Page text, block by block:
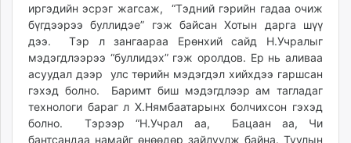
иргэдийн эсрэг жагсаж, “Тэдний гэрийн гадаа очиж
бүгдээрээ буллидэе” гэж байсан Хотын дарга шүү
дээ. Тэр л зангаараа Ерөнхий сайд Н.Учралыг
мэдэгдлээрээ “буллидэх” гэж оролдов. Ер нь аливаа
асуудал дээр улс төрийн мэдэгдэл хийхдээ гаршсан
гэхэд болно. Баримт биш мэдэгдлээр ам тагладаг
технологи бараг л Х.Нямбаатарынх болчихсон гэхэд
болно. Тэрээр “Н.Учрал аа, Бацаан аа, Чи
бантсандаа намайг өнөөдөр зайлуулж байна. Туулын